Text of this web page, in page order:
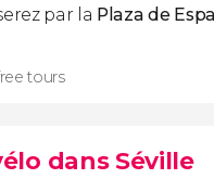
par la Plaza de
tours
dans Séville